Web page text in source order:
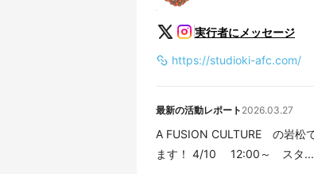
実行者にメッセージ
https://studioki-afc.com/
最新の活動レポート 2026.03.27
A FUSION CULTURE の岩松です！ 2026年 春夏の新作Tシャツの先行割引販売を実施致し
ます！ 4/10 12:00～ スタ...